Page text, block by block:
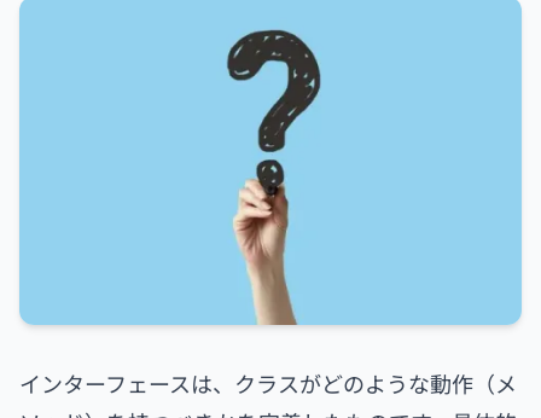
インターフェースは、クラスがどのような動作（メ